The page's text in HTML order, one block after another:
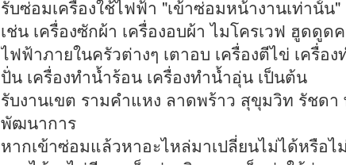
รับซ่อมเครื่องใช้ไฟฟ้า "เข้าซ่อมหน้างานเท่านั้น"
เช่น เครื่องซักผ้า เครื่องอบผ้า ไมโครเวฟ ฮูดดูด
ไฟฟ้าภายในครัวต่างๆ เตาอบ เครื่องตีไข่ เครื่อง
ปั่น เครื่องทำน้ำร้อน เครื่องทำน้ำอุ่น เป็นต้น
รับงานเขต รามคำแหง ลาดพร้าว สุขุมวิท รัชด
พัฒนาการ
หากเข้าซ่อมแล้วหาอะไหล่มาเปลี่ยนไม่ได้หรือไ